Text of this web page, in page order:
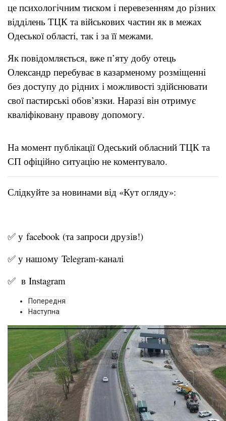
це психологічним тиском і перевезенням до різних
відділень ТЦК та військових частин як в межах
Одеської області, так і за її межами.
Як повідомляється, вже п’яту добу отець
Олександр перебуває в казарменому розміщенні
без доступу до рідних і можливості здійснювати
свої пастирські обов’язки. Наразі він отримує
кваліфіковану правову допомогу.
На момент публікації Одеський обласний ТЦК та
СП офіційно ситуацію не коментувало.
Слідкуйте за новинами від «Кут огляду»:
✅ у facebook (та запроси друзів!)
✅ у нашому Telegram-каналі
✅ в Instagram
Попередня
Наступна